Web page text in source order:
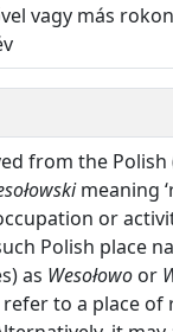
vagy más
from the Polish
meaning
or
Polish place
as Wesołowo or
to a place of